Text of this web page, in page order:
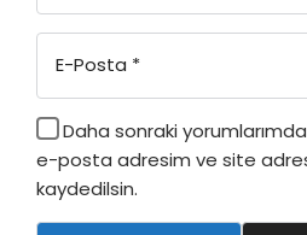
E-Posta *
Daha sonraki yorumlarımda
e-posta adresim ve site
kaydedilsin.